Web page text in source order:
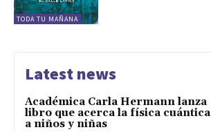
TODA TU MAÑANA
Latest news
Académica Carla Hermann lanza
libro que acerca la física cuántica
a niños y niñas